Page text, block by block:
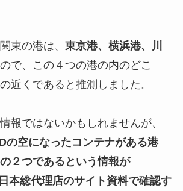
東の港は、 東京港、横浜港、川
で、この４つの港の内のどこ
近くであると推測しました。
報ではないかもしれませんが、
の空になったコンテナがある港
２つであるという情報が
本総代理店のサイト資料で確認す